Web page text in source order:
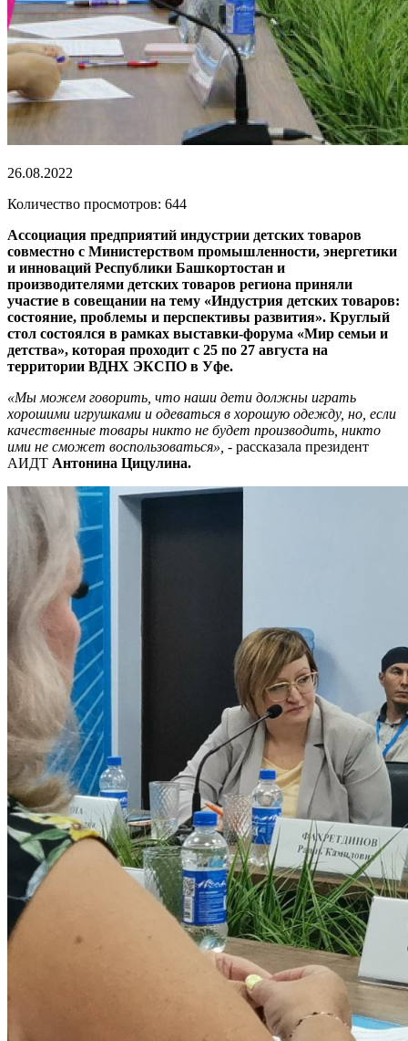
26.08.2022
Количество просмотров: 644
Ассоциация предприятий индустрии детских товаров
совместно с Министерством промышленности, энергетики
и инноваций Республики Башкортостан и
производителями детских товаров региона приняли
участие в совещании на тему «Индустрия детских товаров:
состояние, проблемы и перспективы развития». Круглый
стол состоялся в рамках выставки-форума «Мир семьи и
детства», которая проходит с 25 по 27 августа на
территории ВДНХ ЭКСПО в Уфе.
«Мы можем говорить, что наши дети должны играть
хорошими игрушками и одеваться в хорошую одежду, но, если
качественные товары никто не будет производить, никто
ими не сможет воспользоваться», - рассказала президент
АИДТ Антонина Цицулина.